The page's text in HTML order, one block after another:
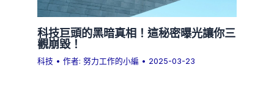
科技巨頭的黑暗真相！這秘密曝光讓你三
觀崩毀！
科技 • 作者:努力工作的小編 • 2025-03-23